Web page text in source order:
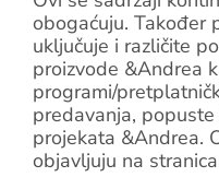
obogaćuju. Također
uključuje i različite
proizvode &Andrea
programi/
predavanja,
projekata &Andrea.
objavljuju na